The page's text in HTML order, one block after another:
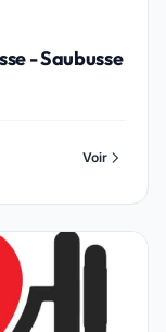
- Saubusse
Voir